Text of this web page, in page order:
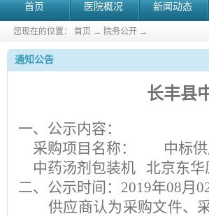
首页 医院概况 新闻动态
您现在的位置： 首页 → 院务公开 →
通知公告
长丰县
一、公示内容：
采购项目名称： 中标供
中药汤剂包装机 北京东
二、公示时间：2019年08月
供应商认为采购文件、